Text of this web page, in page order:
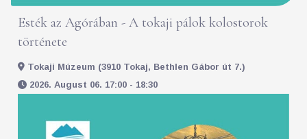
Esték az Agórában - A tokaji pálok kolostorok
története
Tokaji Múzeum (3910 Tokaj, Bethlen Gábor út 7.)
2026. August 06. 17:00 - 18:30